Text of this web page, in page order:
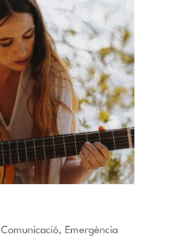
Comunicació, Emergència